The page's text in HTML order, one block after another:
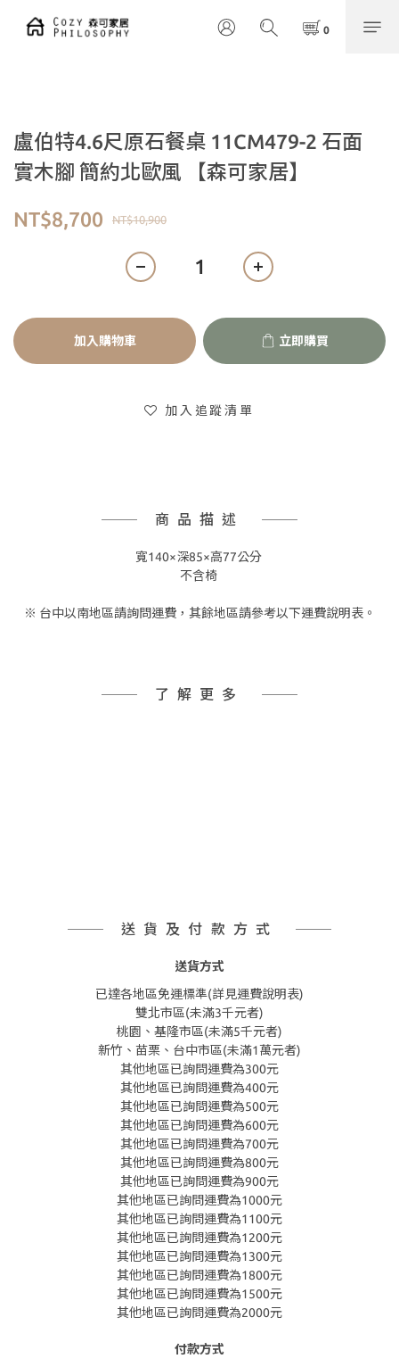
盧伯特4.6尺原石餐桌 11CM479-2 石面
實木腳 簡約北歐風 【森可家居】
NT$10,900
NT$8,700
加入購物車 立即購買
加入追蹤清單
商品描述
寬140×深85×高77公分
不含椅
※ 台中以南地區請詢問運費，其餘地區請參考以下運費說明表。
了解更多
送貨及付款方式
送貨方式
已達各地區免運標準(詳見運費說明表)
雙北市區(未滿3千元者)
桃園、基隆市區(未滿5千元者)
新竹、苗栗、台中市區(未滿1萬元者)
其他地區已詢問運費為300元
其他地區已詢問運費為400元
其他地區已詢問運費為500元
其他地區已詢問運費為600元
其他地區已詢問運費為700元
其他地區已詢問運費為800元
其他地區已詢問運費為900元
其他地區已詢問運費為1000元
其他地區已詢問運費為1100元
其他地區已詢問運費為1200元
其他地區已詢問運費為1300元
其他地區已詢問運費為1800元
其他地區已詢問運費為1500元
其他地區已詢問運費為2000元
付款方式